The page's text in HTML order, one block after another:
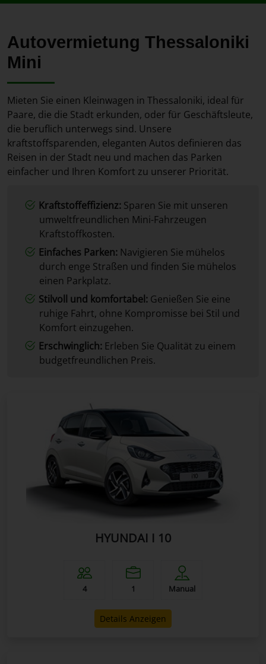
Autovermietung Thessaloniki
Mini
Mieten Sie einen Kleinwagen in Thessaloniki, ideal für
Paare, die die Stadt erkunden, oder für Geschäftsleute,
die beruflich unterwegs sind. Unsere
kraftstoffsparenden, eleganten Autos definieren das
Reisen in der Stadt neu und machen das Parken
einfacher und Ihren Komfort zu unserer Priorität.
Kraftstoffeffizienz: Sparen Sie mit unseren
umweltfreundlichen Mini-Fahrzeugen
Kraftstoffkosten.
Einfaches Parken: Navigieren Sie mühelos
durch enge Straßen und finden Sie mühelos
einen Parkplatz.
Stilvoll und komfortabel: Genießen Sie eine
ruhige Fahrt, ohne Kompromisse bei Stil und
Komfort einzugehen.
Erschwinglich: Erleben Sie Qualität zu einem
budgetfreundlichen Preis.
HYUNDAI I 10
4 1 Manual
Details Anzeigen